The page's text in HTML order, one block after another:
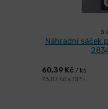
3
Náhradní sáček
60,39 Kč / ks
73,07 Kč s DPH